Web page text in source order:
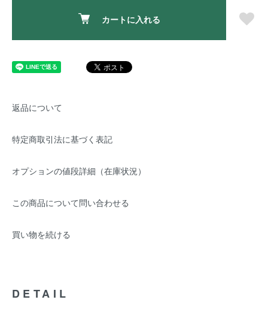
カートに入れる
返品について
特定商取引法に基づく表記
オプションの値段詳細（在庫状況）
この商品について問い合わせる
買い物を続ける
DETAIL